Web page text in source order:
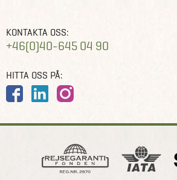
KONTAKTA OSS:
+46(0)40-645 04 90
HITTA OSS PÅ: